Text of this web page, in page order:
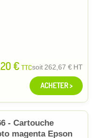
€ TTCsoit262,67 € HT
ACHETER >
- Cartouche
magenta Epson